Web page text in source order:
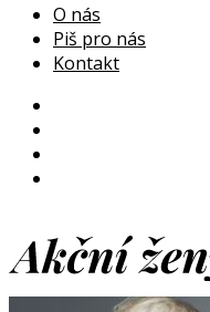
O nás
Piš pro nás
Kontakt